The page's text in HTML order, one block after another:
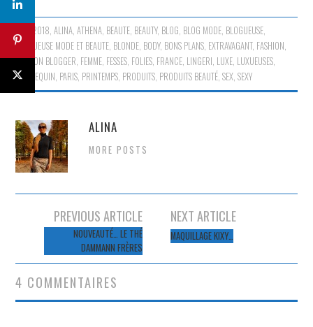
2018, ALINA, ATHENA, BEAUTE, BEAUTY, BLOG, BLOG MODE, BLOGUEUSE,
BLOGUEUSE MODE ET BEAUTE, BLONDE, BODY, BONS PLANS, EXTRAVAGANT, FASHION,
FASHION BLOGGER, FEMME, FESSES, FOLIES, FRANCE, LINGERI, LUXE, LUXUEUSES,
MANNEQUIN, PARIS, PRINTEMPS, PRODUITS, PRODUITS BEAUTÉ,SEX,SEXY
ALINA
MORE POSTS
Navigation
articles
PREVIOUS ARTICLE
NOUVEAUTÉ… LE THÉ
DAMMANN FRÈRES
NEXT ARTICLE
MAQUILLAGE KIXY…
4 COMMENTAIRES